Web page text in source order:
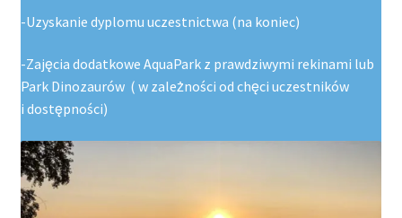
-Uzyskanie dyplomu uczestnictwa (na koniec)
-Zajęcia dodatkowe AquaPark z prawdziwymi rekinami lub
Park Dinozaurów ( w zależności od chęci uczestników
i dostępności)